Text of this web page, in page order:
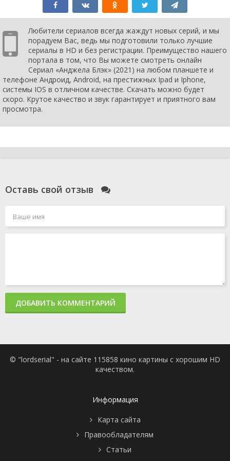
Любители сериалов всегда жаждут новых серий, и мы
порадуем Вас, ведь мы подготовили только лучшие
сериалы в HD и без регистрации. Преимущество нашего
портала в том, что Вы можете смотреть онлайн
Сериал «Анджела Блэк» (2021) на любом планшете и
телефоне Андроид, Android, на престижных Ipad и Iphone,
системы IOS в отличном качестве. Скачать можно будет
скоро. Крутое качество и звук гарантирует и приятного вам
просмотра.
Оставь свой отзыв
ДОБАВИТЬ КОММЕНТАРИЙ
© "lordserial" - на сайте 115858 кино картины с хорошим HD
качеством.
Информация
Карта сайта
Правообладателям
Статьи